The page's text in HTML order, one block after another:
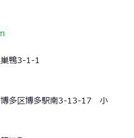
鴨3-1-1
多区博多駅南3-13-17 小